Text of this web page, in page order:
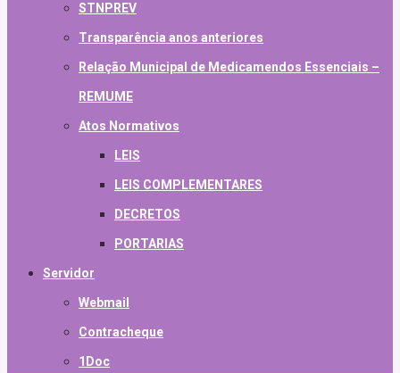
STNPREV
Transparência anos anteriores
Relação Municipal de Medicamendos Essenciais –
REMUME
Atos Normativos
LEIS
LEIS COMPLEMENTARES
DECRETOS
PORTARIAS
Servidor
Webmail
Contracheque
1Doc